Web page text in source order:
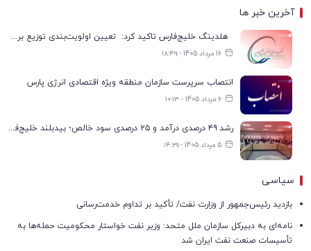
آخرین خبر ها
هلدینگ خلیج‌فارس تاکید کرد: تعیین اولویت‌بندی توزیع برق پتروشیمی‌ها، صرفا با شرکت ملی صنایع پتروشیمی ایران است
16 مرداد 1405 - ۱۸:۴۹
انتصاب سرپرست سازمان منطقه ویژه اقتصادی انرژی پارس
6 مرداد 1405 - ۱۰:۱۳
رشد ۴۹ درصدی درآمد و ۲۵ درصدی سود خالص؛ بیدبلند خلیج‌فارس سال ۱۴۰۴ را با رکوردهای جدید به پایان رساند
5 مرداد 1405 - ۱۴:۲۹
سیاسی
بازدید رئیس‌جمهور از وزارت نفت/ تأکید بر تداوم خدمت‌رسانی
نامه‌ای به دبیرکل سازمان ملل متحد: وزیر نفت خواستار محکومیت حمله‌ها به
تأسیسات صنعت نفت ایران شد